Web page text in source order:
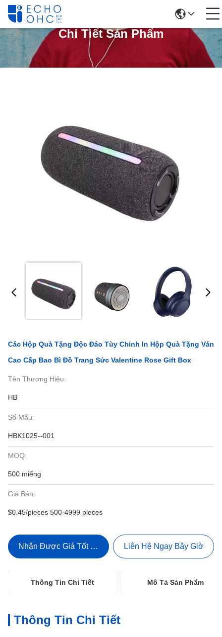
Chi Tiết Sản Phẩm
Các Hộp Quà Tặng Độc Đáo Tùy Chỉnh In Hộp Quà Tặng Ván
Cao Cấp Bao Bì Đồ Trang Sức Valentine Rose Gift Box
Tên Thương Hiệu:
HB
Số Mẫu:
HBK1025--001
MOQ:
500 miếng
Giá Bán:
$0.45/pieces 500-4999 pieces
Nhận Được Giá Tốt Nhất Liên Hệ Ngay Bây Giờ
Thông Tin Chi Tiết Mô Tả Sản Phẩm
Thông Tin Chi Tiết